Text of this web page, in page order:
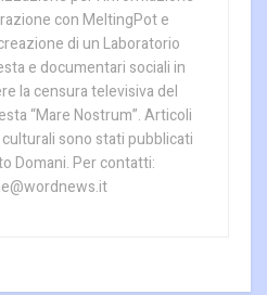
con MeltingPot e
di un Laboratorio
e documentari sociali in
la censura televisiva del
“Mare Nostrum”. Articoli
sono stati pubblicati
Domani. Per contatti: